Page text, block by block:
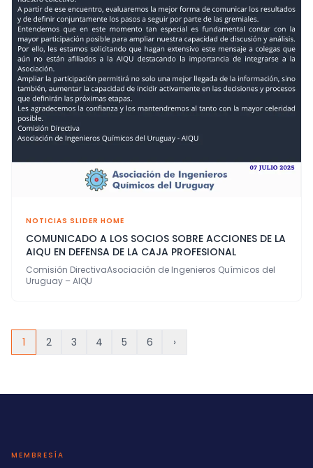
NOTICIAS SLIDER HOME
COMUNICADO A LOS SOCIOS SOBRE ACCIONES DE LA
AIQU EN DEFENSA DE LA CAJA PROFESIONAL
Comisión DirectivaAsociación de Ingenieros Químicos del
Uruguay – AIQU
1 2 3 4 5 6 ›
MEMBRESÍA